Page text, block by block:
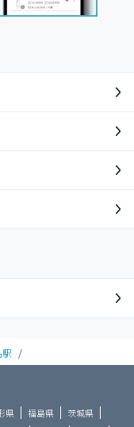
/
県 福島県
茨城県